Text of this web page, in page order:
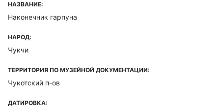
НАЗВАНИЕ:
Наконечник гарпуна
НАРОД:
Чукчи
ТЕРРИТОРИЯ ПО МУЗЕЙНОЙ ДОКУМЕНТАЦИИ:
Чукотский п-ов
ДАТИРОВКА: